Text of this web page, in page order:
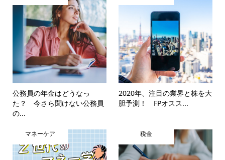
公務員の年金はどうなっ
た？ 今さら聞けない公務員
の...
2020年、注目の業界と株を大
胆予測！ FPオスス...
マネーケア 税金